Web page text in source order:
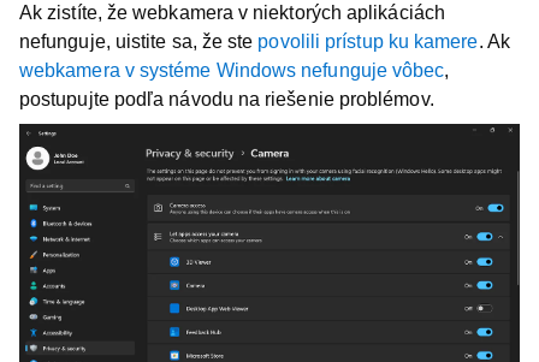
Ak zistíte, že webkamera v niektorých aplikáciách
nefunguje, uistite sa, že ste povolili prístup ku kamere. Ak
webkamera v systéme Windows nefunguje vôbec,
postupujte podľa návodu na riešenie problémov.